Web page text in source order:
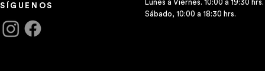
SÍGUENOS
Lunes a Viernes. 10:00 a 19:30 hrs.
Sábado, 10:00 a 18:30 hrs.